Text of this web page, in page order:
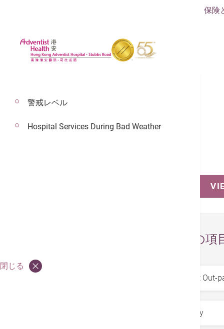
保険
お求めの項
警戒レベル
Hospital Services During Bad Weather
閉じる